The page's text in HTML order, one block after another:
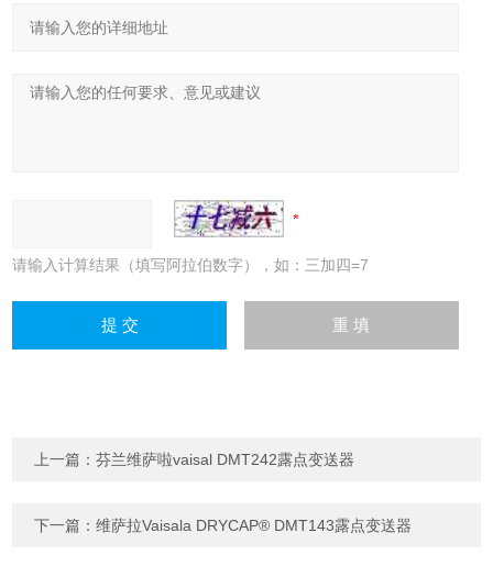
请输入计算结果（填写阿拉伯数字），如：三加四=7
上一篇：芬兰维萨啦vaisal DMT242露点变送器
下一篇：维萨拉Vaisala DRYCAP® DMT143露点变送器